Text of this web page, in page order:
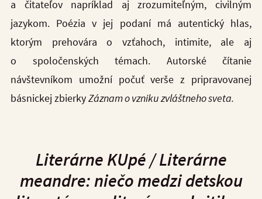
a čitateľov napríklad aj zrozumiteľným, civilným
jazykom. Poézia v jej podaní má autentický hlas,
ktorým prehovára o vzťahoch, intimite, ale aj
o spoločenských témach. Autorské čítanie
návštevníkom umožní počuť verše z pripravovanej
básnickej zbierkyZáznam o vzniku zvláštneho sveta.
Literárne KUpé /Literárne
meandre: niečo medzi detskou